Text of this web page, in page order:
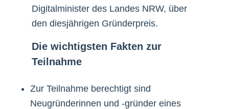
Digitalminister des Landes NRW, über
den diesjährigen Gründerpreis.
Die wichtigsten Fakten zur
Teilnahme
Zur Teilnahme berechtigt sind
Neugründerinnen und -gründer eines